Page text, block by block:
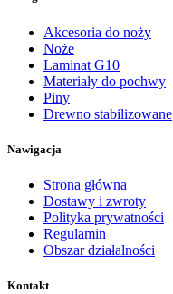
Akcesoria do noży
Noże
Laminat G10
Materiały do pochwy
Piny
Drewno stabilizowane
Nawigacja
Strona główna
Dostawy i zwroty
Polityka prywatności
Regulamin
Obszar działalności
Kontakt